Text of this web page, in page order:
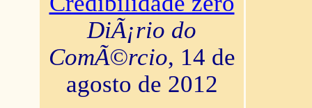
DiÃ¡rio do
ComÃ©rcio, 14 de
agosto de 2012